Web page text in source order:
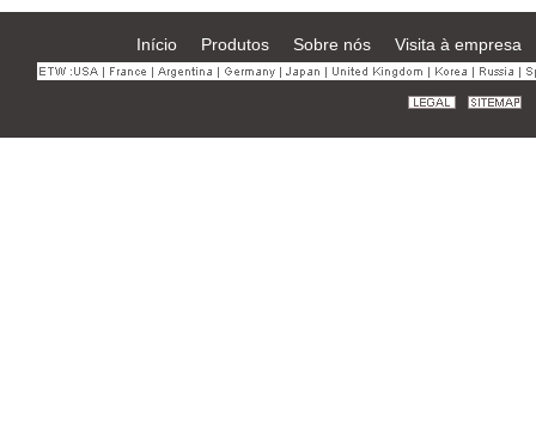
Início Produtos Sobre nós Visita à empresa